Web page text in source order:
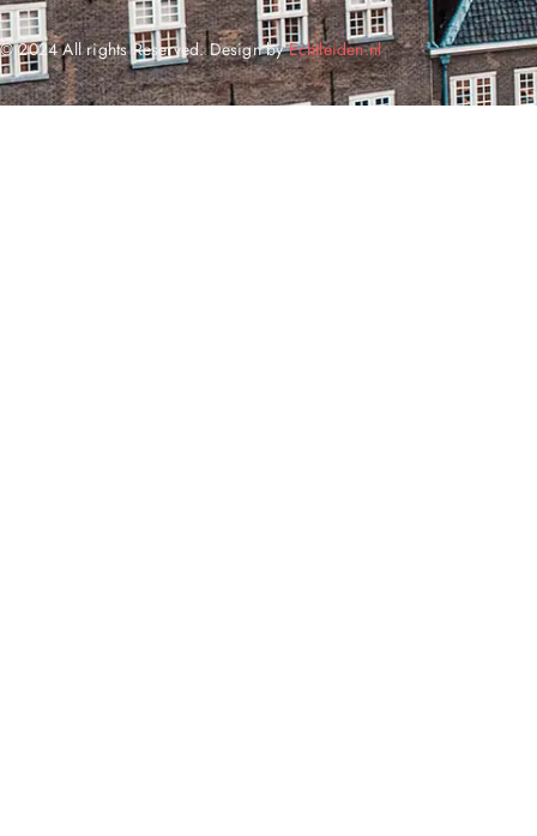
© 2024 All rights Reserved. Design byEchtleiden.nl